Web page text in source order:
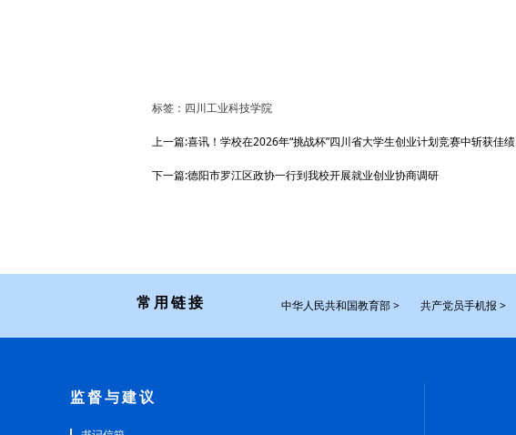
标签：四川工业科技学院
上一篇:喜讯！学校在2026年“挑战杯”四川省大学生创业计划竞赛中斩获佳绩
下一篇:德阳市罗江区政协一行到我校开展就业创业协商调研
常用链接 中华人民共和国教育部 > 共产党员手机报 >
监督与建议